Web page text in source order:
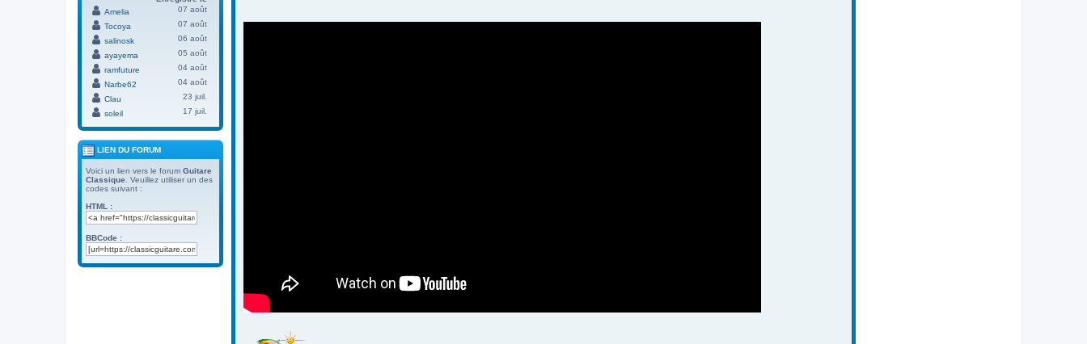
Amelia
07 août
Tocoya
07 août
salinosk
06 août
ayayema
05 août
ramfuture
04 août
Narbe62
04 août
Clau
23 juil.
soleil
17 juil.
LIEN DU FORUM
Voici un lien vers le forum Guitare
Classique . Veuillez utiliser un des
codes suivant :
HTML :
BBCode :